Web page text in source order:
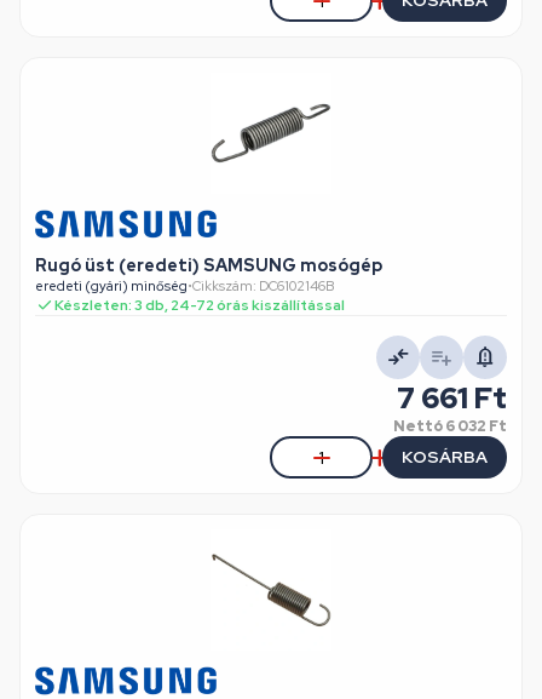
Rugó üst (eredeti) SAMSUNG mosógép
eredeti (gyári) minőség•Cikkszám: DC6102146B
Készleten: 3 db, 24-72 órás kiszállítással
7 661 Ft
Nettó6 032 Ft
KOSÁRBA